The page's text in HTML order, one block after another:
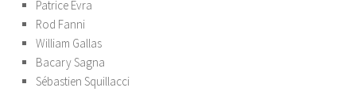
Patrice Evra
Rod Fanni
William Gallas
Bacary Sagna
Sébastien Squillacci